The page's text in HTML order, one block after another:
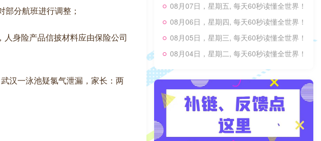
分航班进行调整​；
身险产品信披材料应由保险公司
汉一泳池疑氯气泄漏，家长：两
08月07日，星期五, 每天60秒读懂全世界！
08月06日，星期四, 每天60秒读懂全世界！
08月05日，星期三, 每天60秒读懂全世界！
08月04日，星期二, 每天60秒读懂全世界！